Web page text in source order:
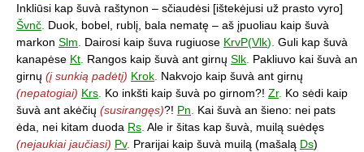
Inkliūsi kap šuvà raštynon – sčiaudėsi [ištekėjusi už prasto vyro]
Švnč. Duok, bobel, rublį, bala nematę – aš įpuoliau kaip šuvà
markon Slm. Dairosi kaip šuva rugiuose KrvP(Vlk). Guli kap šuvà
kanapėse Kt. Rangos kaip šuvà ant girnų Slk. Pakliuvo kai šuvà an
girnų (į sunkią padėtį) Krok. Nakvojo kaip šuvà ant girnų
(nepatogiai) Krs. Ko inkšti kaip šuvà po girnom?! Zr. Ko sėdi kaip
šuvà ant akėčių (susirangęs)?! Pn. Kai šuvà an šieno: nei pats
ėda, nei kitam duoda Rs. Ale ir šitas kap šuvà, muilą suėdęs
(nejaukiai jaučiasi) Pv. Prarijai kaip šuvà muilą (mašalą Ds)